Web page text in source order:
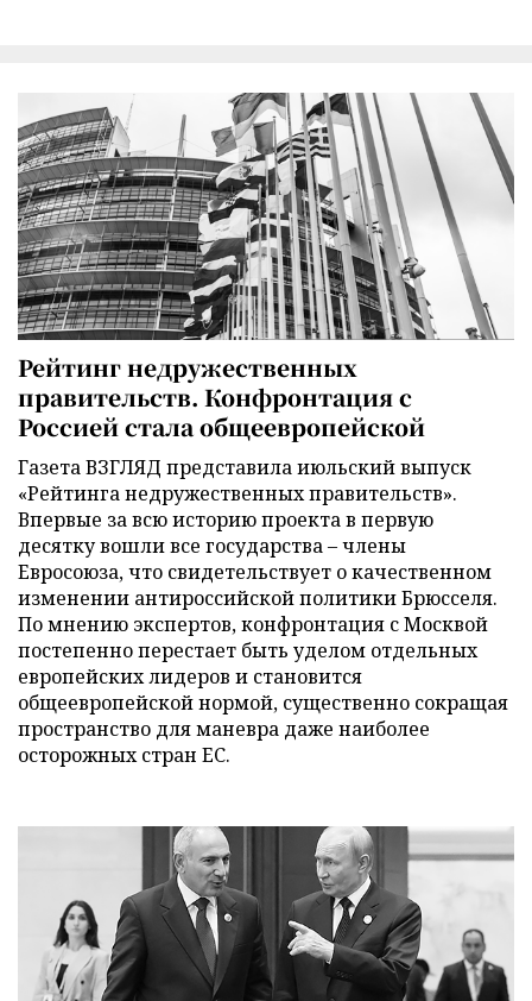
Рейтинг недружественных
правительств. Конфронтация с
Россией стала общеевропейской
Газета ВЗГЛЯД представила июльский выпуск
«Рейтинга недружественных правительств».
Впервые за всю историю проекта в первую
десятку вошли все государства – члены
Евросоюза, что свидетельствует о качественном
изменении антироссийской политики Брюсселя.
По мнению экспертов, конфронтация с Москвой
постепенно перестает быть уделом отдельных
европейских лидеров и становится
общеевропейской нормой, существенно сокращая
пространство для маневра даже наиболее
осторожных стран ЕС.